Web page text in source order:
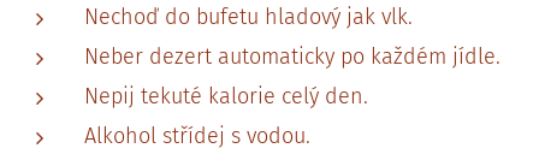
Nechoď do bufetu hladový jak vlk.
Neber dezert automaticky po každém jídle.
Nepij tekuté kalorie celý den.
Alkohol střídej s vodou.